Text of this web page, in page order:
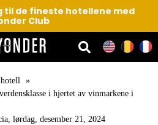
til de fineste hotellene med
Club
hotell
i hjertet av vinmarkene i
, lørdag, desember 21, 2024